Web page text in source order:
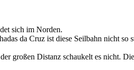
sich im Norden.
da Cruz ist diese Seilbahn nicht
großen Distanz schaukelt es nicht.